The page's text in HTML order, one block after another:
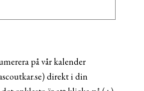
på vår kalender
direkt i din